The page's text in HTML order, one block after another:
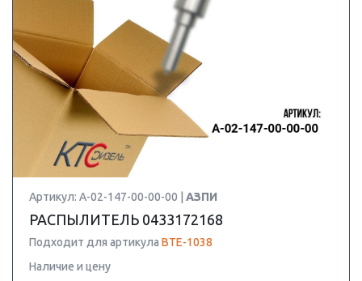
Артикул: А-02-147-00-00-00 | АЗПИ
РАСПЫЛИТЕЛЬ 0433172168
Подходит для артикула BTE-1038
Наличие и цену